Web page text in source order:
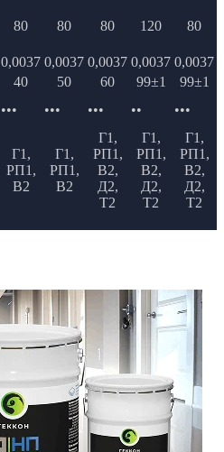
80 80 80 120 80
0,0037 0,0037 0,0037 0,0037 0,0037
40 50 60 99±1
99±1
••• ••• ••• •• •••
Г1,
РП1,
В2
Г1,
РП1,
В2
Г1,
РП1,
В2,
Д2,
Т2
Г1,
РП1,
В2,
Д2,
Т2
Г1,
РП1,
В2,
Д2,
Т2